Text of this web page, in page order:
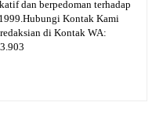
dan berpedoman terhadap
Kontak Kami
di Kontak WA: